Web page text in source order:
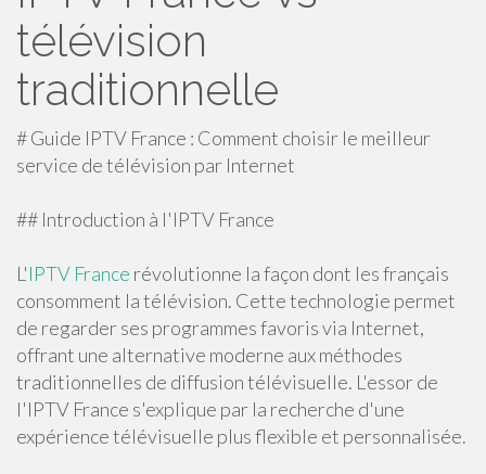
télévision
traditionnelle
# Guide IPTV France : Comment choisir le meilleur
service de télévision par Internet
## Introduction à l'IPTV France
L'IPTV France révolutionne la façon dont les français
consomment la télévision. Cette technologie permet
de regarder ses programmes favoris via Internet,
offrant une alternative moderne aux méthodes
traditionnelles de diffusion télévisuelle. L'essor de
l'IPTV France s'explique par la recherche d'une
expérience télévisuelle plus flexible et personnalisée.